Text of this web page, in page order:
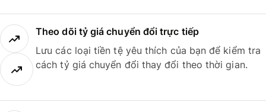
Theo dõi tỷ giá chuyển đổi trực tiếp
Lưu các loại tiền tệ yêu thích của bạn để kiểm tra
cách tỷ giá chuyển đổi thay đổi theo thời gian.